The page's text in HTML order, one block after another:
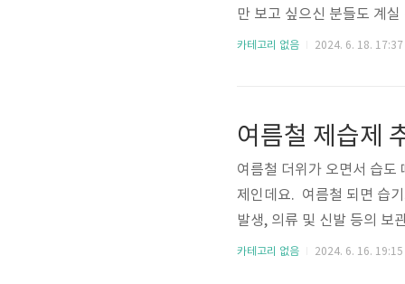
만 보고 싶으신 분들도 계
는데요. 단순히 축구 경기만
카테고리 없음 2024. 6. 18. 17:37
여름철 제습제
여름철 더위가 오면서 습도
제인데요. 여름철 되면 습
발생, 의류 및 신발 등의 보
셔서 상큼하고 깨끗한 여름
카테고리 없음 2024. 6. 16. 19:15